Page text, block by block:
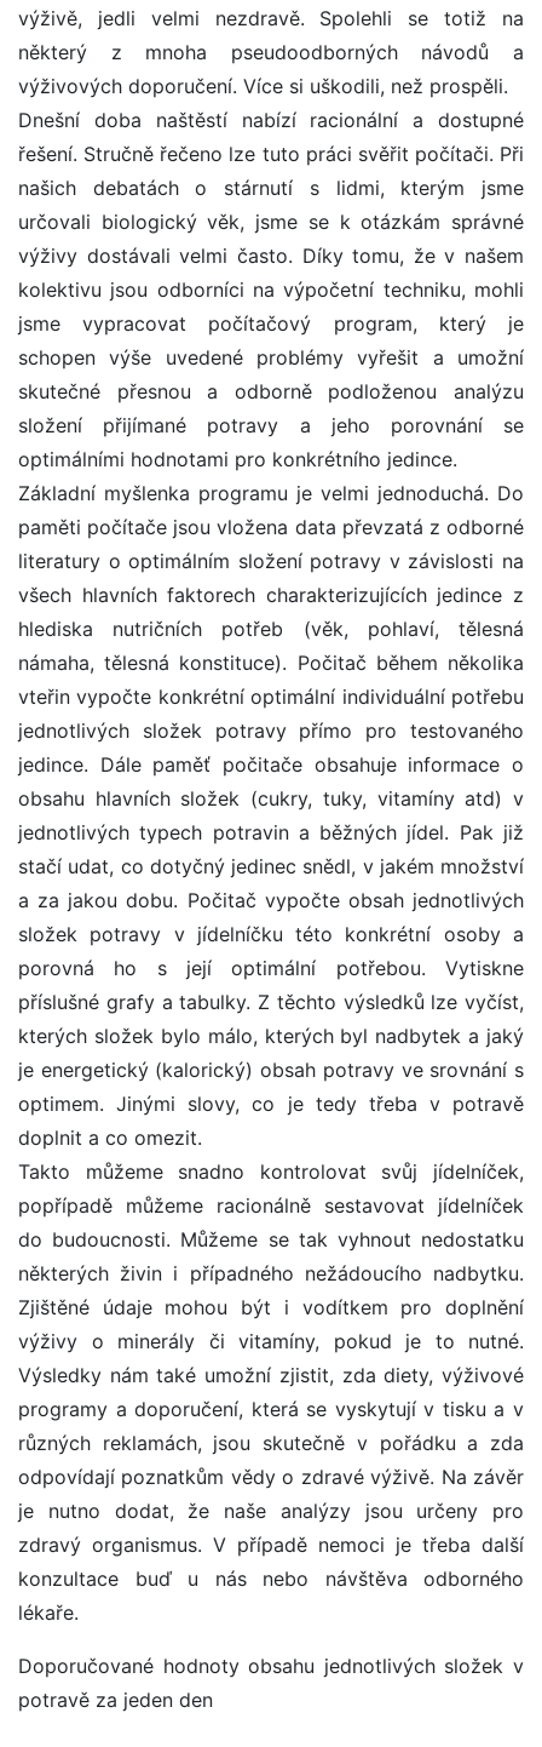
výživě, jedli velmi nezdravě. Spolehli se totiž na
některý z mnoha pseudoodborných návodů a
výživových doporučení. Více si uškodili, než prospěli.
Dnešní doba naštěstí nabízí racionální a dostupné
řešení. Stručně řečeno lze tuto práci svěřit počítači. Při
našich debatách o stárnutí s lidmi, kterým jsme
určovali biologický věk, jsme se k otázkám správné
výživy dostávali velmi často. Díky tomu, že v našem
kolektivu jsou odborníci na výpočetní techniku, mohli
jsme vypracovat počítačový program, který je
schopen výše uvedené problémy vyřešit a umožní
skutečné přesnou a odborně podloženou analýzu
složení přijímané potravy a jeho porovnání se
optimálními hodnotami pro konkrétního jedince.
Základní myšlenka programu je velmi jednoduchá. Do
paměti počítače jsou vložena data převzatá z odborné
literatury o optimálním složení potravy v závislosti na
všech hlavních faktorech charakterizujících jedince z
hlediska nutričních potřeb (věk, pohlaví, tělesná
námaha, tělesná konstituce). Počitač během několika
vteřin vypočte konkrétní optimální individuální potřebu
jednotlivých složek potravy přímo pro testovaného
jedince. Dále paměť počitače obsahuje informace o
obsahu hlavních složek (cukry, tuky, vitamíny atd) v
jednotlivých typech potravin a běžných jídel. Pak již
stačí udat, co dotyčný jedinec snědl, v jakém množství
a za jakou dobu. Počitač vypočte obsah jednotlivých
složek potravy v jídelníčku této konkrétní osoby a
porovná ho s její optimální potřebou. Vytiskne
příslušné grafy a tabulky. Z těchto výsledků lze vyčíst,
kterých složek bylo málo, kterých byl nadbytek a jaký
je energetický (kalorický) obsah potravy ve srovnání s
optimem. Jinými slovy, co je tedy třeba v potravě
doplnit a co omezit.
Takto můžeme snadno kontrolovat svůj jídelníček,
popřípadě můžeme racionálně sestavovat jídelníček
do budoucnosti. Můžeme se tak vyhnout nedostatku
některých živin i případného nežádoucího nadbytku.
Zjištěné údaje mohou být i vodítkem pro doplnění
výživy o minerály či vitamíny, pokud je to nutné.
Výsledky nám také umožní zjistit, zda diety, výživové
programy a doporučení, která se vyskytují v tisku a v
různých reklamách, jsou skutečně v pořádku a zda
odpovídají poznatkům vědy o zdravé výživě. Na závěr
je nutno dodat, že naše analýzy jsou určeny pro
zdravý organismus. V případě nemoci je třeba další
konzultace buď u nás nebo návštěva odborného
lékaře.
Doporučované hodnoty obsahu jednotlivých složek v
potravě za jeden den